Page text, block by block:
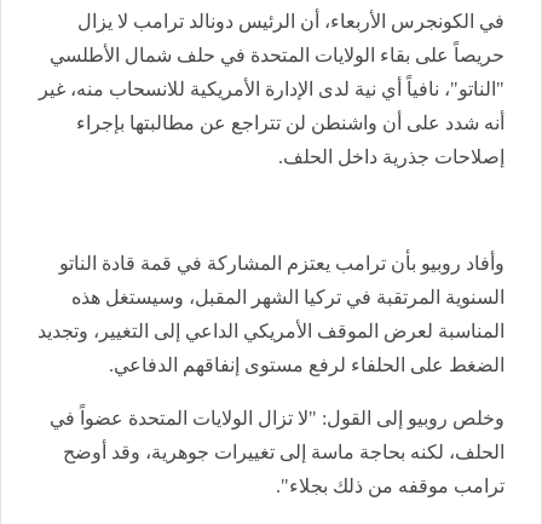
في الكونجرس الأربعاء، أن الرئيس دونالد ترامب لا يزال
حريصاً على بقاء الولايات المتحدة في حلف شمال الأطلسي
"الناتو"، نافياً أي نية لدى الإدارة الأمريكية للانسحاب منه، غير
أنه شدد على أن واشنطن لن تتراجع عن مطالبتها بإجراء
إصلاحات جذرية داخل الحلف.
وأفاد روبيو بأن ترامب يعتزم المشاركة في قمة قادة الناتو
السنوية المرتقبة في تركيا الشهر المقبل، وسيستغل هذه
المناسبة لعرض الموقف الأمريكي الداعي إلى التغيير، وتجديد
الضغط على الحلفاء لرفع مستوى إنفاقهم الدفاعي.
وخلص روبيو إلى القول: "لا تزال الولايات المتحدة عضواً في
الحلف، لكنه بحاجة ماسة إلى تغييرات جوهرية، وقد أوضح
ترامب موقفه من ذلك بجلاء".